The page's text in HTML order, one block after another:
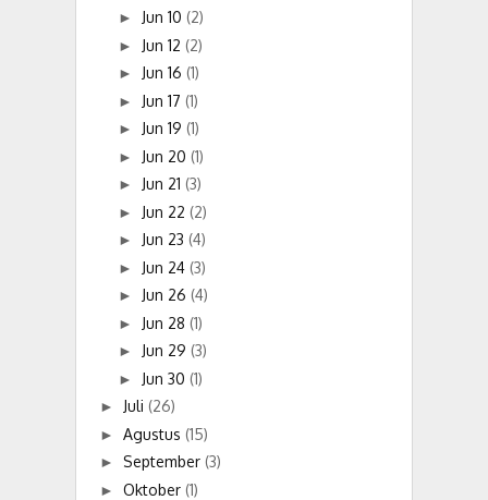
► Jun 10 (2)
► Jun 12 (2)
► Jun 16 (1)
► Jun 17 (1)
► Jun 19 (1)
► Jun 20 (1)
► Jun 21 (3)
► Jun 22 (2)
► Jun 23 (4)
► Jun 24 (3)
► Jun 26 (4)
► Jun 28 (1)
► Jun 29 (3)
► Jun 30 (1)
► Juli (26)
► Agustus (15)
► September (3)
► Oktober (1)